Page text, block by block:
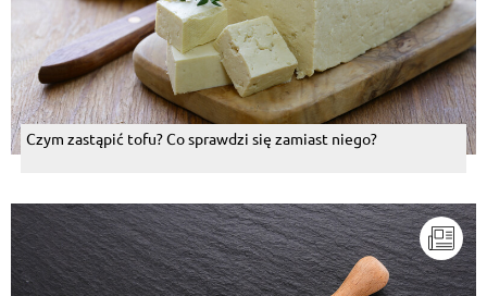
Czym zastąpić tofu? Co sprawdzi się zamiast niego?